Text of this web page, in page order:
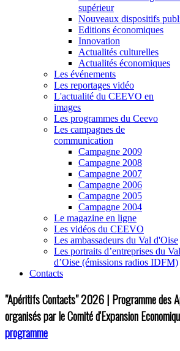
supérieur
Nouveaux dispositifs
Editions économiques
Innovation
Actualités culturelles
Actualités économiques
Les événements
Les reportages vidéo
L'actualité du CEEVO en
images
Les programmes du Ceevo
Les campagnes de
communication
Campagne 2009
Campagne 2008
Campagne 2007
Campagne 2006
Campagne 2005
Campagne 2004
Le magazine en ligne
Les vidéos du CEEVO
Les ambassadeurs du Val d'Oise
Les portraits d’entreprises du Val
d’Oise (émissions radios IDFM)
Contacts
"Apéritifs Contacts"2026 | Programme des
organisés par le Comité d'Expansion
programme